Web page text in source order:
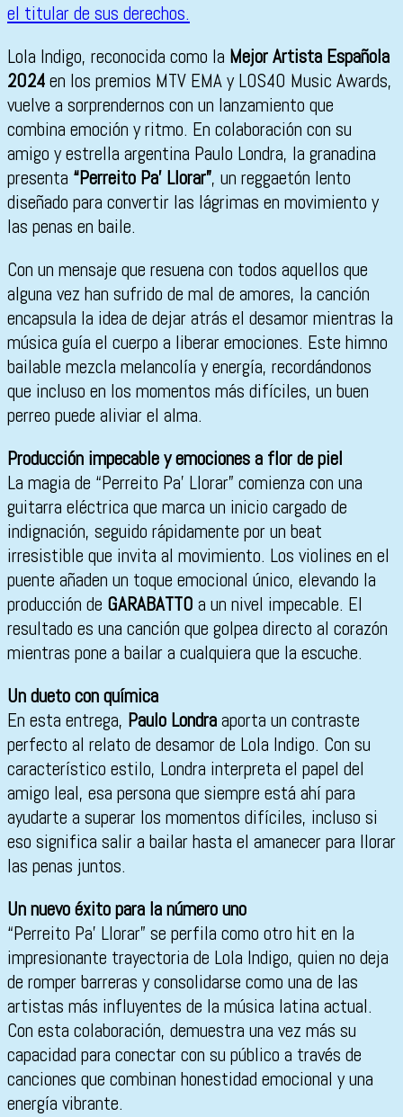
Lola Indigo, reconocida como la Mejor Artista Española
2024en los premios MTV EMA y LOS40 Music Awards,
vuelve a sorprendernos con un lanzamiento que
combina emoción y ritmo. En colaboración con su
amigo y estrella argentina Paulo Londra, la granadina
presenta “Perreito Pa’ Llorar”, un reggaetón lento
diseñado para convertir las lágrimas en movimiento y
las penas en baile.
Con un mensaje que resuena con todos aquellos que
alguna vez han sufrido de mal de amores, la canción
encapsula la idea de dejar atrás el desamor mientras la
música guía el cuerpo a liberar emociones. Este himno
bailable mezcla melancolía y energía, recordándonos
que incluso en los momentos más difíciles, un buen
perreo puede aliviar el alma.
Producción impecable y emociones a flor de piel
La magia de “Perreito Pa’ Llorar” comienza con una
guitarra eléctrica que marca un inicio cargado de
indignación, seguido rápidamente por un beat
irresistible que invita al movimiento. Los violines en el
puente añaden un toque emocional único, elevando la
producción de GARABATTO a un nivel impecable. El
resultado es una canción que golpea directo al corazón
mientras pone a bailar a cualquiera que la escuche.
Un dueto con química
En esta entrega, Paulo Londraaporta un contraste
perfecto al relato de desamor de Lola Indigo. Con su
característico estilo, Londra interpreta el papel del
amigo leal, esa persona que siempre está ahí para
ayudarte a superar los momentos difíciles, incluso si
eso significa salir a bailar hasta el amanecer para llorar
las penas juntos.
Un nuevo éxito para la número uno
“Perreito Pa’ Llorar” se perfila como otro hit en la
impresionante trayectoria de Lola Indigo, quien no deja
de romper barreras y consolidarse como una de las
artistas más influyentes de la música latina actual.
Con esta colaboración, demuestra una vez más su
capacidad para conectar con su público a través de
canciones que combinan honestidad emocional y una
energía vibrante.